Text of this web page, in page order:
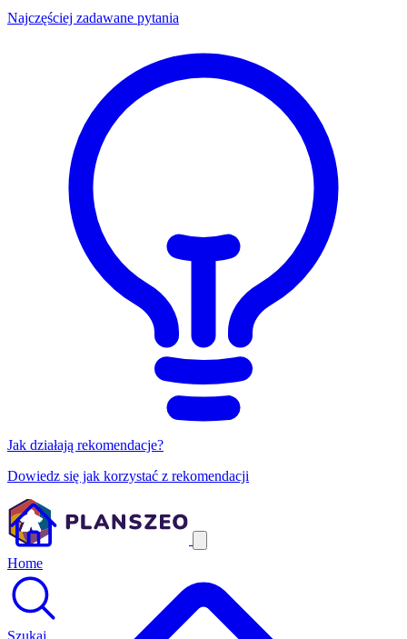
Najczęściej zadawane pytania
Jak działają rekomendacje?
Dowiedz się jak korzystać z rekomendacji
Home
Szukaj